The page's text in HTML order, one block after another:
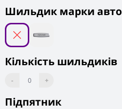
Підпятник
Шильдик марки авто
Кількість шильдиків
- 0 +